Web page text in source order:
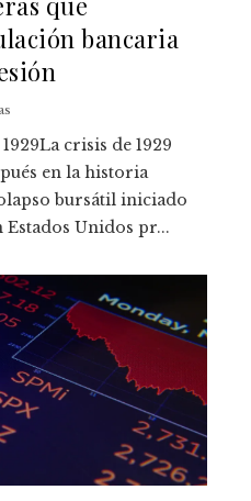
bancaria
crisis de 1929
en la historia
bursátil iniciado
Estados Unidos pr...